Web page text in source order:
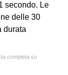
secondo. Le
delle 30
durata
completa su